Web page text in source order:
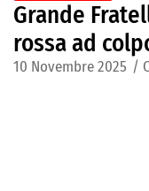
Grande
rossa ad
10 Novembre 2025 /